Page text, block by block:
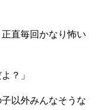
直毎回かなり怖い
？」
以外みんなそうな